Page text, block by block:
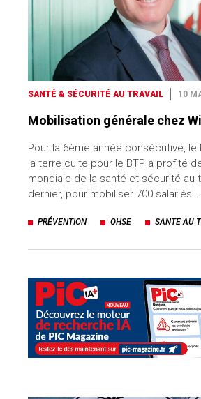
SANTÉ & SÉCURITÉ AU TRAVAIL 10
Mobilisation générale chez
Pour la 6ème année consécutive,
la terre cuite pour le BTP a profité
mondiale de la santé et sécurité au
dernier, pour mobiliser 700 salariés…
PRÉVENTION QHSE SANTE AU